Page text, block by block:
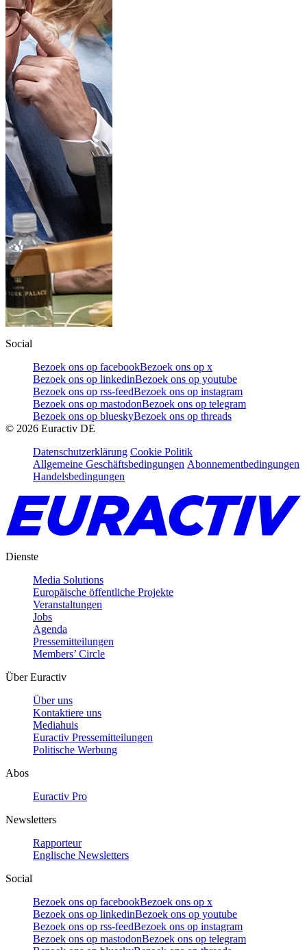
Social
Bezoek ons op facebookBezoek ons op x
Bezoek ons op linkedinBezoek ons op youtube
Bezoek ons op rss-feedBezoek ons op instagram
Bezoek ons op mastodonBezoek ons op telegram
Bezoek ons op blueskyBezoek ons op threads
© 2026 Euractiv DE
Datenschutzerklärung Cookie Politik
Allgemeine Geschäftsbedingungen Abonnementbedingungen
Handelsbedingungen
Dienste
Media Solutions
Europäische öffentliche Projekte
Veranstaltungen
Jobs
Agenda
Pressemitteilungen
Members’ Circle
Über Euractiv
Über uns
Kontaktiere uns
Mediahuis
Euractiv Pressemitteilungen
Politische Werbung
Abos
Euractiv Pro
Newsletters
Rapporteur
Englische Newsletters
Social
Bezoek ons op facebookBezoek ons op x
Bezoek ons op linkedinBezoek ons op youtube
Bezoek ons op rss-feedBezoek ons op instagram
Bezoek ons op mastodonBezoek ons op telegram